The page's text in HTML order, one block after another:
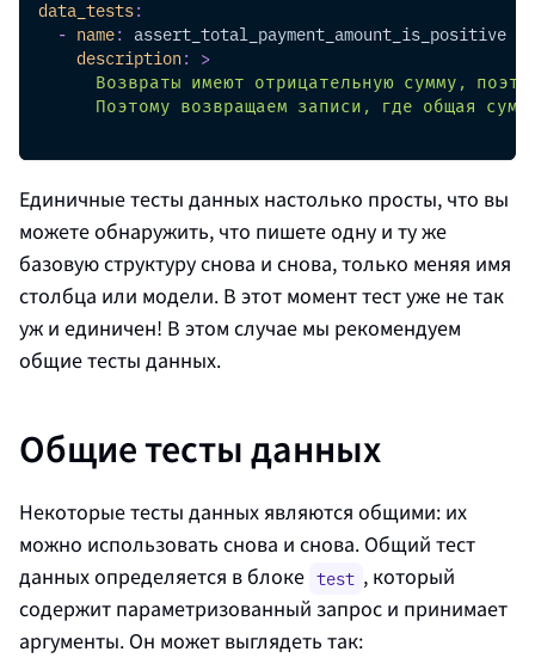
data_tests:
- name: assert_total_payment_amount_is_positive
description: >
Возвраты имеют отрицательную сумму,
Поэтому возвращаем записи, где общая
Единичные тесты данных настолько просты, что вы
можете обнаружить, что пишете одну и ту же
базовую структуру снова и снова, только меняя имя
столбца или модели. В этот момент тест уже не так
уж и единичен! В этом случае мы рекомендуем
общие тесты данных.
Общие тесты данных
Некоторые тесты данных являются общими: их
можно использовать снова и снова. Общий тест
данных определяется в блоке test , который
содержит параметризованный запрос и принимает
аргументы. Он может выглядеть так: